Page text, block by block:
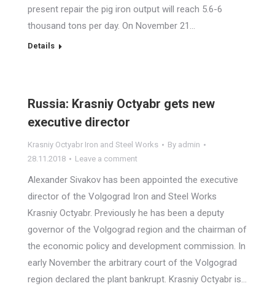
present repair the pig iron output will reach 5.6-6
thousand tons per day. On November 21…
Details
Russia: Krasniy Octyabr gets new
executive director
Krasniy Octyabr Iron and Steel Works By admin
28.11.2018
Leave a comment
Alexander Sivakov has been appointed the executive
director of the Volgograd Iron and Steel Works
Krasniy Octyabr. Previously he has been a deputy
governor of the Volgograd region and the chairman of
the economic policy and development commission. In
early November the arbitrary court of the Volgograd
region declared the plant bankrupt. Krasniy Octyabr is…